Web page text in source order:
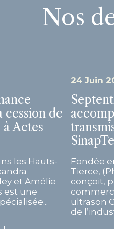
Nos
cession de
Actes
les Hauts-
et Amélie
est une
24 Juin
Fondée
Tierce,
conçoit,
ultrason
de